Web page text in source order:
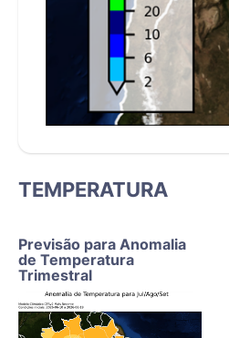
TEMPERATURA
Previsão para Anomalia
de Temperatura
Trimestral